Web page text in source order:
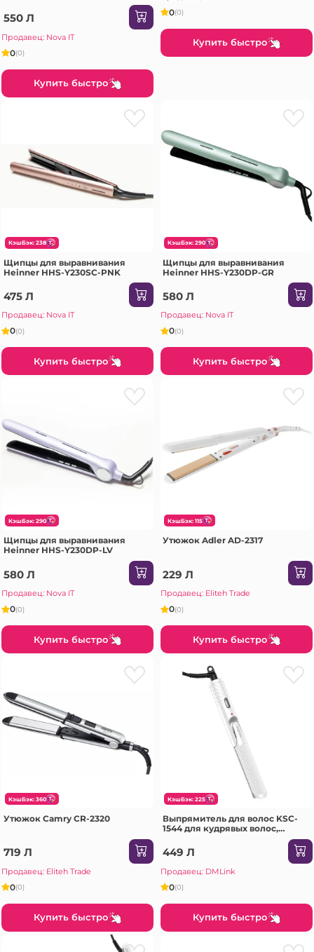
550 Л
Продавец: Nova IT
0(0)
Купить быстро
0(0)
Купить быстро
КэшБэк: 238
Щипцы для выравнивания
Heinner HHS-Y230SC-PNK
475 Л
Продавец: Nova IT
0(0)
Купить быстро
КэшБэк: 290
Щипцы для выравнивания
Heinner HHS-Y230DP-GR
580 Л
Продавец: Nova IT
0(0)
Купить быстро
КэшБэк: 290
Щипцы для выравнивания
Heinner HHS-Y230DP-LV
580 Л
Продавец: Nova IT
0(0)
Купить быстро
КэшБэк: 115
Утюжок Adler AD-2317
229 Л
Продавец: Eliteh Trade
0(0)
Купить быстро
КэшБэк: 360
Утюжок Camry CR-2320
719 Л
Продавец: Eliteh Trade
0(0)
Купить быстро
КэшБэк: 225
Выпрямитель для волос KSC-
1544 для кудрявых волос,
449 Л
Продавец: DMLink
0(0)
Купить быстро